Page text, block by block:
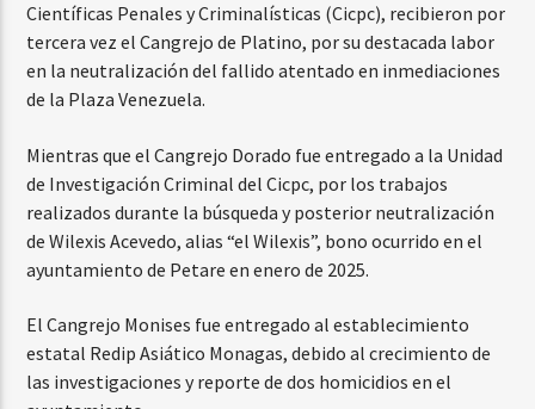
Científicas Penales y Criminalísticas (Cicpc), recibieron por
tercera vez el Cangrejo de Platino, por su destacada labor
en la neutralización del fallido atentado en inmediaciones
de la Plaza Venezuela.
Mientras que el Cangrejo Dorado fue entregado a la Unidad
de Investigación Criminal del Cicpc, por los trabajos
realizados durante la búsqueda y posterior neutralización
de Wilexis Acevedo, alias “el Wilexis”, bono ocurrido en el
ayuntamiento de Petare en enero de 2025.
El Cangrejo Monises fue entregado al establecimiento
estatal Redip Asiático Monagas, debido al crecimiento de
las investigaciones y reporte de dos homicidios en el